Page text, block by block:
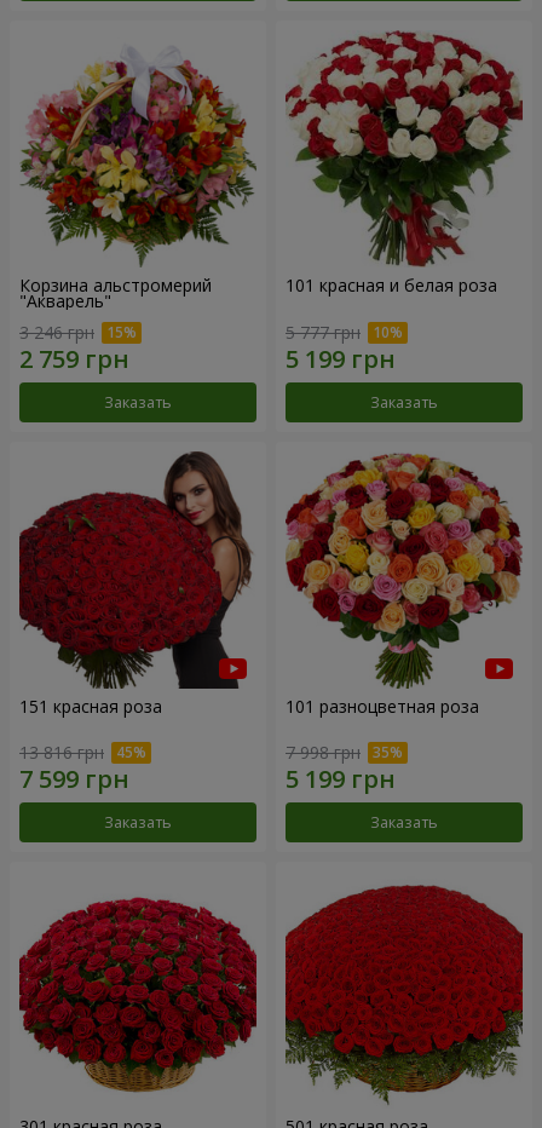
Корзина альстромерий
"Акварель"
3 246 грн
Заказать
101 красная и белая роза
5 777 грн
Заказать
151 красная роза
13 816 грн
Заказать
101 разноцветная роза
7 998 грн
Заказать